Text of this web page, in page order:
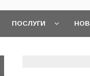
ПОСЛУГИ